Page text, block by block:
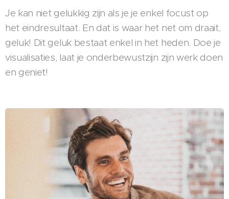
Je kan niet gelukkig zijn als je je enkel focust op
het eindresultaat. En dat is waar het net om draait,
geluk! Dit geluk bestaat enkel in het heden. Doe je
visualisaties, laat je onderbewustzijn zijn werk doen
en geniet!